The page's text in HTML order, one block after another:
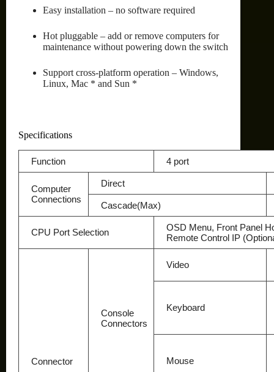
Easy installation – no software required
Hot pluggable – add or remove computers for
maintenance without powering down the switch
Support cross-platform operation – Windows,
Linux, Mac * and Sun *
Specifications
Function 4 port
Computer
Connections
Direct
Cascade(Max)
CPU Port Selection
OSD Menu, Front Panel
Remote Control IP
Connector
Console
Connectors
Video
Keyboard
Mouse